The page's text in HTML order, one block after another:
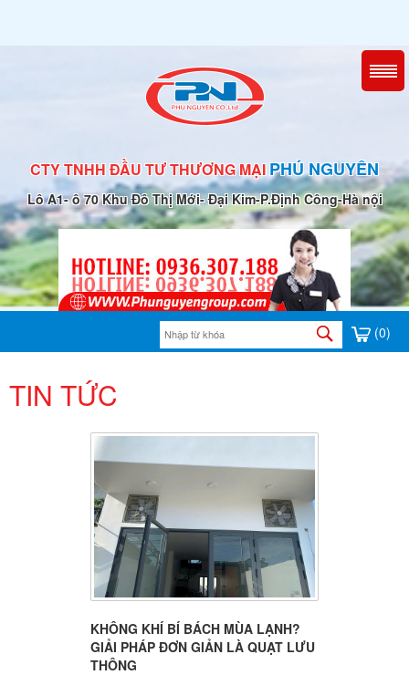
CTY TNHH ĐẦU TƯ THƯƠNG MẠIPHÚ NGUYÊN
Lô A1- ô 70 Khu Đô Thị Mới- Đại Kim-P.Định Công-Hà nội
(0)
TIN TỨC
KHÔNG KHÍ BÍ BÁCH MÙA LẠNH?
GIẢI PHÁP ĐƠN GIẢN LÀ QUẠT LƯU
THÔNG